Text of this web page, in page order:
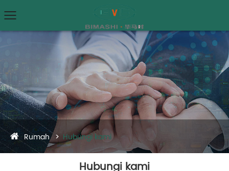
Rumah Hubungi kami
Hubungi kami